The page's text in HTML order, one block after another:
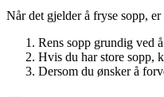
Når det gjelder å fryse sopp,
Rens sopp grundig ved
Hvis du har store sopp,
Dersom du ønsker å